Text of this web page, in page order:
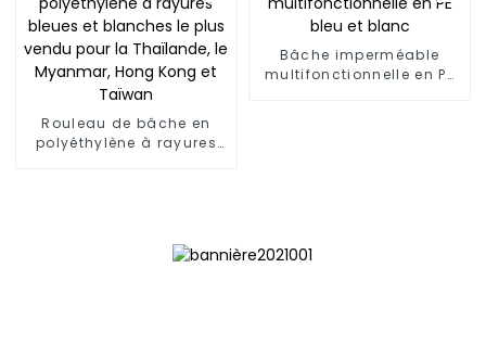
Rouleau de bâche en
polyéthylène à rayures
Bâche imperméable
multifonctionnelle en PE